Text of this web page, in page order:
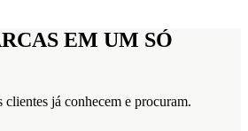
EM UM SÓ
clientes já conhecem e procuram.